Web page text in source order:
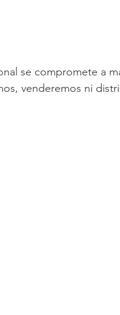
se compromete a
venderemos ni